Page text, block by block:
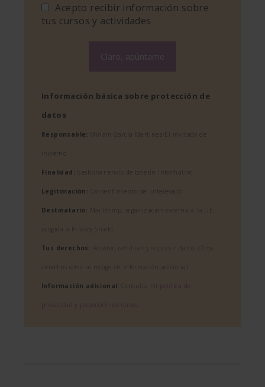
Acepto recibir información sobre
tus cursos y actividades
Información básica sobre protección de
datos
Responsable: Miriam García Martínez/El invitado de
invierno
Finalidad: Gestionar envío de boletín informativo
Legitimación: Consentimiento del interesado
Destinatario: Mailchimp, organización externa a la UE,
acogida a Privacy Shield
Tus derechos: Acceder, rectificar y suprimir datos. Otros
derechos como se recoge en información adicional
Información adicional: Consulta mi política de
privacidad y protección de datos